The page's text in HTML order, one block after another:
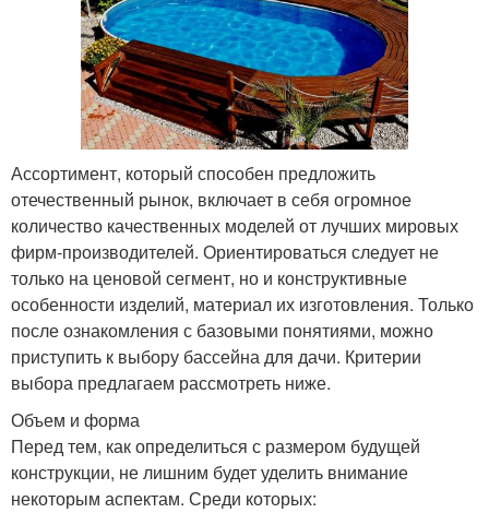
Ассортимент, который способен предложить
отечественный рынок, включает в себя огромное
количество качественных моделей от лучших мировых
фирм-производителей. Ориентироваться следует не
только на ценовой сегмент, но и конструктивные
особенности изделий, материал их изготовления. Только
после ознакомления с базовыми понятиями, можно
приступить к выбору бассейна для дачи. Критерии
выбора предлагаем рассмотреть ниже.
Объем и форма
Перед тем, как определиться с размером будущей
конструкции, не лишним будет уделить внимание
некоторым аспектам. Среди которых: